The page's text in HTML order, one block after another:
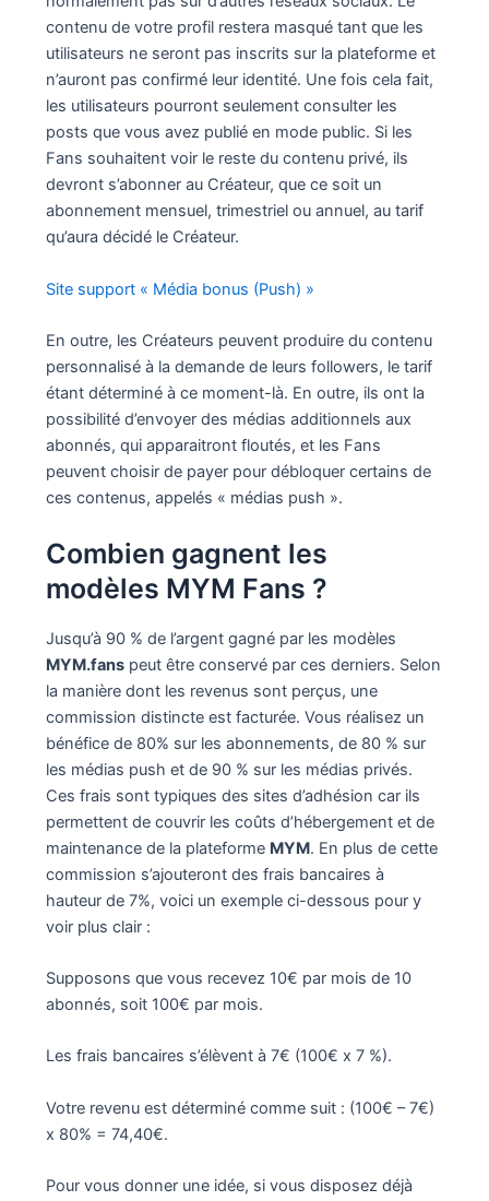
contenu de votre profil restera masqué tant que les
utilisateurs ne seront pas inscrits sur la plateforme et
n’auront pas confirmé leur identité. Une fois cela fait,
les utilisateurs pourront seulement consulter les
posts que vous avez publié en mode public. Si les
Fans souhaitent voir le reste du contenu privé, ils
devront s’abonner au Créateur, que ce soit un
abonnement mensuel, trimestriel ou annuel, au tarif
qu’aura décidé le Créateur.
Site support « Média bonus (Push) »
En outre, les Créateurs peuvent produire du contenu
personnalisé à la demande de leurs followers, le tarif
étant déterminé à ce moment-là. En outre, ils ont la
possibilité d’envoyer des médias additionnels aux
abonnés, qui apparaitront floutés, et les Fans
peuvent choisir de payer pour débloquer certains de
ces contenus, appelés « médias push ».
Combien gagnent les
modèles MYM Fans ?
Jusqu’à 90 % de l’argent gagné par les modèles
MYM.fanspeut être conservé par ces derniers. Selon
la manière dont les revenus sont perçus, une
commission distincte est facturée. Vous réalisez un
bénéfice de 80% sur les abonnements, de 80 % sur
les médias push et de 90 % sur les médias privés.
Ces frais sont typiques des sites d’adhésion car ils
permettent de couvrir les coûts d’hébergement et de
maintenance de la plateforme MYM. En plus de cette
commission s’ajouteront des frais bancaires à
hauteur de 7%, voici un exemple ci-dessous pour y
voir plus clair :
Supposons que vous recevez 10€ par mois de 10
abonnés, soit 100€ par mois.
Les frais bancaires s’élèvent à 7€ (100€ x 7 %).
Votre revenu est déterminé comme suit : (100€ – 7€)
x 80% = 74,40€.
Pour vous donner une idée, si vous disposez déjà